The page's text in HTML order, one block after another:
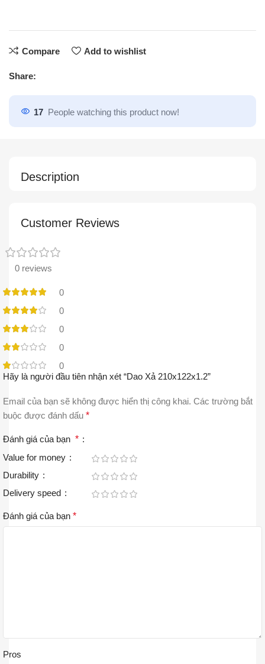
Compare Add to wishlist
Share:
17 People watching this product now!
Description
Customer Reviews
0 reviews
0
0
0
0
0
Hãy là người đầu tiên nhận xét “Dao Xả 210x122x1.2”
Email của bạn sẽ không được hiển thị công khai. Các trường bắt
buộc được đánh dấu *
Đánh giá của bạn *
Value for money
Durability
Delivery speed
Đánh giá của bạn *
Pros